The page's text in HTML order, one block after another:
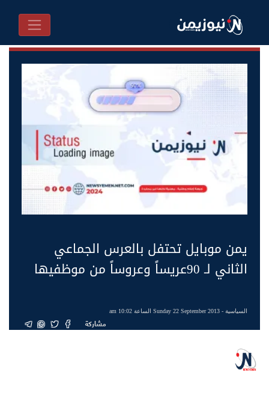
يمن موبايل تحتفل بالعرس الجماعي
الثاني لـ 90عريساً وعروساً من موظفيها
السياسية- Sunday 22 September 2013 الساعة 10:02 am
مشاركة